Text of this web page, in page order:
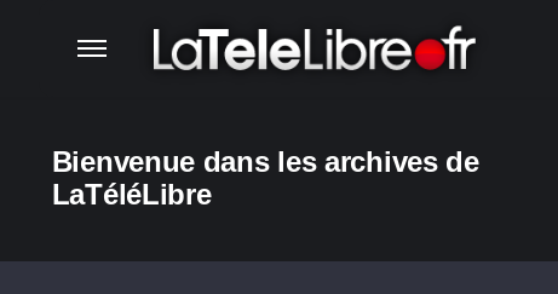
Bienvenue dans les archives de
LaTéléLibre